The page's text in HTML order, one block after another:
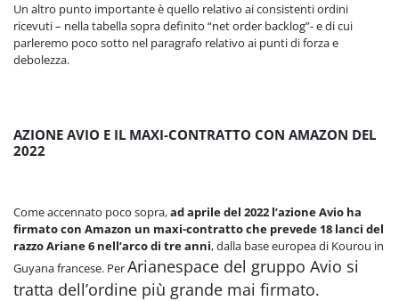
Un altro punto importante è quello relativo ai consistenti ordini
ricevuti – nella tabella sopra definito “net order backlog”- e di cui
parleremo poco sotto nel paragrafo relativo ai punti di forza e
debolezza.
AZIONE AVIO E IL MAXI-CONTRATTO CON AMAZON DEL
2022
Come accennato poco sopra,ad aprile del 2022 l’azione Avio ha
firmato con Amazon un maxi-contratto che prevede 18 lanci del
razzo Ariane 6 nell’arco di tre anni, dalla base europea di Kourou in
Guyana francese. PerArianespace del gruppo Avio si
tratta dell’ordine più grande mai firmato.